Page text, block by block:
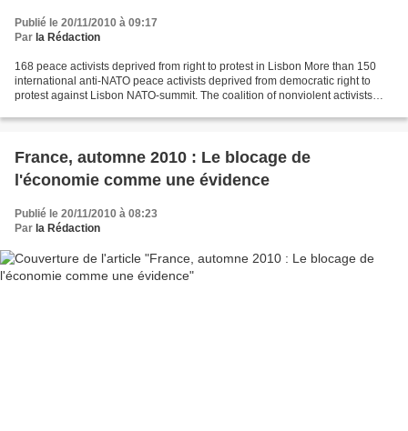
Publié le 20/11/2010 à 09:17
Par la Rédaction
168 peace activists deprived from right to protest in Lisbon More than 150
international anti-NATO peace activists deprived from democratic right to
protest against Lisbon NATO-summit. The coalition of nonviolent activists
France, automne 2010 : Le blocage de
l'économie comme une évidence
Publié le 20/11/2010 à 08:23
Par la Rédaction